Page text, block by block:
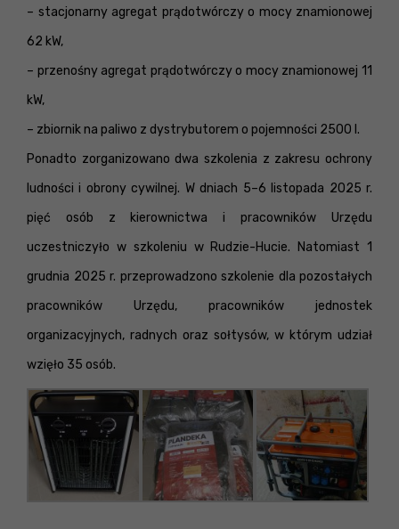
– stacjonarny agregat prądotwórczy o mocy znamionowej
62 kW,
– przenośny agregat prądotwórczy o mocy znamionowej 11
kW,
– zbiornik na paliwo z dystrybutorem o pojemności 2500 l.
Ponadto zorganizowano dwa szkolenia z zakresu ochrony
ludności i obrony cywilnej. W dniach 5–6 listopada 2025 r.
pięć osób z kierownictwa i pracowników Urzędu
uczestniczyło w szkoleniu w Rudzie-Hucie. Natomiast 1
grudnia 2025 r. przeprowadzono szkolenie dla pozostałych
pracowników Urzędu, pracowników jednostek
organizacyjnych, radnych oraz sołtysów, w którym udział
wzięło 35 osób.